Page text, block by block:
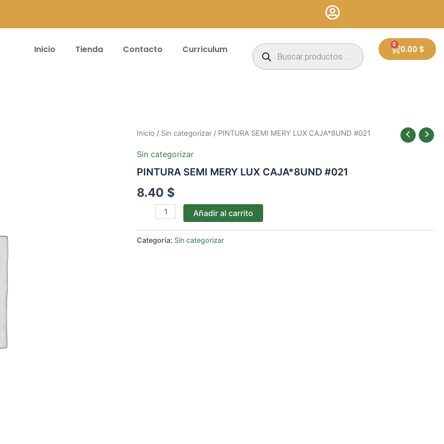
Inicio Tienda Contacto Curriculum
Búsqueda
de
productos
0.00 $
0
Cart
Inicio / Sin categorizar / PINTURA SEMI MERY LUX CAJA*8UND #021
Sin categorizar
PINTURA SEMI MERY LUX CAJA*8UND #021
8.40 $
PINTURA
MERY
CAJA*8UND
cantidad
Añadir al carrito
Categoría: Sin categorizar